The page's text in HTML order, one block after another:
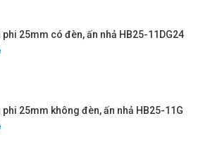
phi 25mm có đèn, ấn nhả HB25-11DG24
phi 25mm không đèn, ấn nhả HB25-11G